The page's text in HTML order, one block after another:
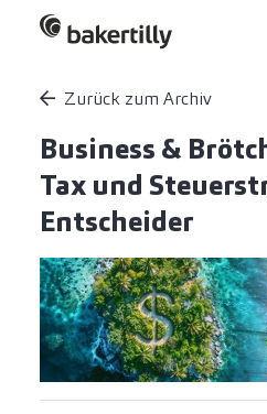
Zurück zum Archiv
Business &
Tax und
Entscheider